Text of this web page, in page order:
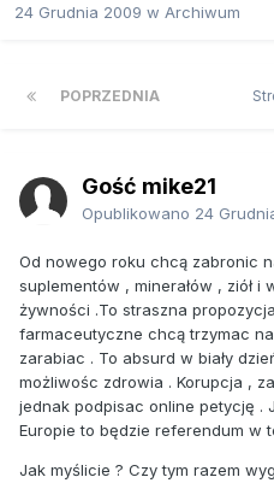
24 Grudnia 2009 w Archiwum
POPRZEDNIA
Gość mike21
Opublikowano 24
Od nowego roku chcą zabronic
suplementów , minerałów , ziół i
żywności .To straszna
farmaceutyczne chcą trzymac
zarabiac . To absurd w biały
możliwośc zdrowia . Korupcja ,
jednak podpisac online petycję .
Europie to będzie referendum w
Jak myślicie ? Czy tym razem